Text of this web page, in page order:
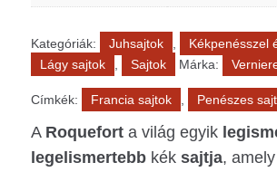
Kategóriák: Juhsajtok Kékpenésszel
Lágy sajtok
Sajtok Márka:
Címkék: Francia sajtok Penészes sajt
A Roqueforta világ egyik
legelismertebbkék sajtja, amely